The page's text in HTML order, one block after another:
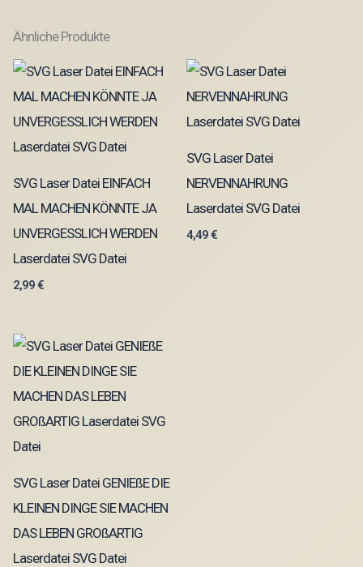
Ähnliche Produkte
SVG Laser Datei EINFACH
MAL MACHEN KÖNNTE JA
UNVERGESSLICH WERDEN
Laserdatei SVG Datei
2,99€
SVG Laser Datei
NERVENNAHRUNG
Laserdatei SVG Datei
4,49€
SVG Laser Datei GENIEßE DIE
KLEINEN DINGE SIE MACHEN
DAS LEBEN GROßARTIG
Laserdatei SVG Datei